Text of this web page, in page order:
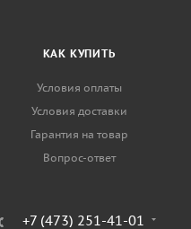
КАК КУПИТЬ
Условия оплаты
Условия доставки
Гарантия на товар
Вопрос-ответ
+7 (473) 251-41-01